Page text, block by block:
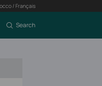
/ Français
Search